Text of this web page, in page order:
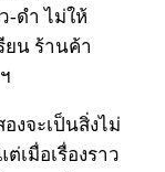
-ดำ ไม่ให้
ยน ร้านค้า
งจะเป็นสิ่งไม่
เมื่อเรื่องราว